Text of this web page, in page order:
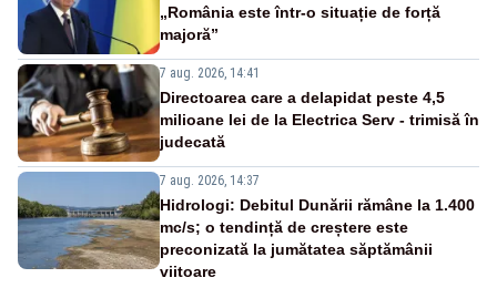
„România este într-o situație de forță
majoră”
7 aug. 2026, 14:41
Directoarea care a delapidat peste 4,5
milioane lei de la Electrica Serv - trimisă în
judecată
7 aug. 2026, 14:37
Hidrologi: Debitul Dunării rămâne la 1.400
mc/s; o tendință de creștere este
preconizată la jumătatea săptămânii
viitoare